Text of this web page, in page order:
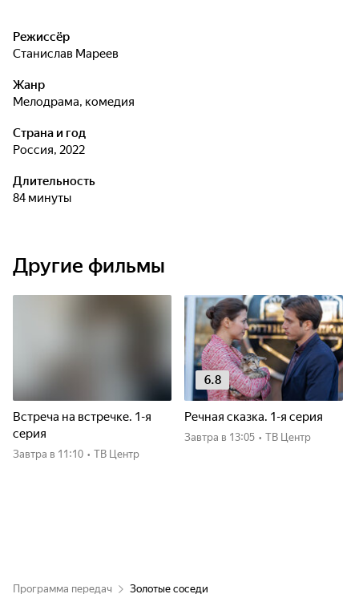
Режиссёр
Станислав Мареев
Жанр
мелодрама, комедия
Страна и год
Россия, 2022
Длительность
84 минуты
Другие фильмы
Встреча на встречке. 1-я
серия
Завтра в 11:10 • ТВ Центр
6.8
Речная сказка. 1-я серия
Завтра в 13:05 • ТВ Центр
Программа передач Золотые соседи